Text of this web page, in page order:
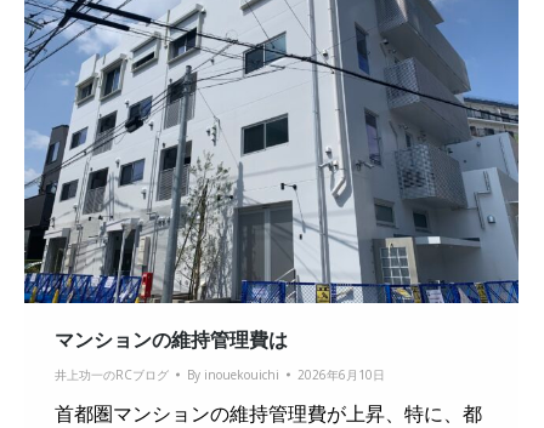
マンションの維持管理費は
井上功一のRCブログ By inouekouichi 2026年6月10日
首都圏マンションの維持管理費が上昇、特に、都